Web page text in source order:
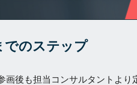
でのステップ
後も担当コンサルタントより